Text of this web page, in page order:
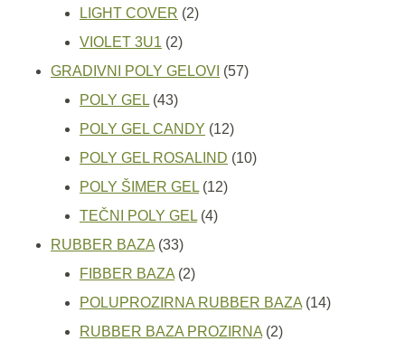
LIGHT COVER 22
VIOLET 3U1 22
proizvoda
GRADIVNI POLY GELOVI 5757
POLY GEL 4343
proizvoda
POLY GEL CANDY 1212
proizvoda
POLY GEL ROSALIND 1010
POLY ŠIMER GEL 1212
TEČNI POLY GEL 44
RUBBER BAZA 3333
proizvoda
FIBBER BAZA 22
proizvoda
POLUPROZIRNA RUBBER BAZA 1414
RUBBER BAZA PROZIRNA 22